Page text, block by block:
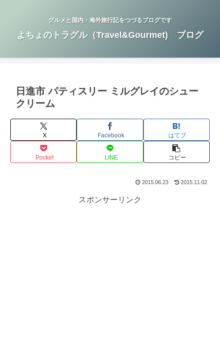
グルメと国内・海外旅行記をつづるブログです
よちょのトラグル（Travel&Gourmet) ブログ
日進市 パティスリー ミルグレイのシュー
クリーム
X Facebook はてブ
Pocket LINE コピー
2015.06.23 2015.11.02
スポンサーリンク